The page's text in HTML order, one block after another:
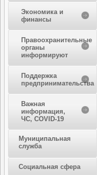
Экономика и
финансы
Правоохранительные
органы
информируют
Поддержка
предпринимательства
Важная
информация,
ЧС, COVID-19
Муниципальная
служба
Социальная сфера